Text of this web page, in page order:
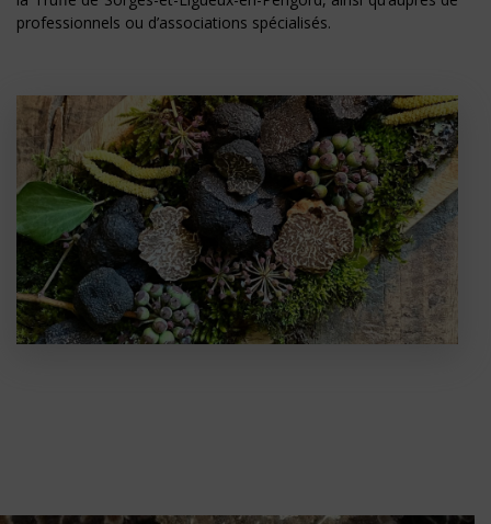
professionnels ou d’associations spécialisés.